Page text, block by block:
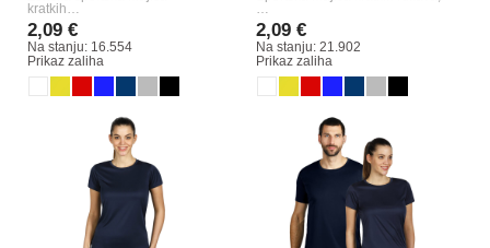
kratkih…
2,09 €
Na stanju: 16.554
Prikaz zaliha
2,09 €
Na stanju: 21.902
Prikaz zaliha